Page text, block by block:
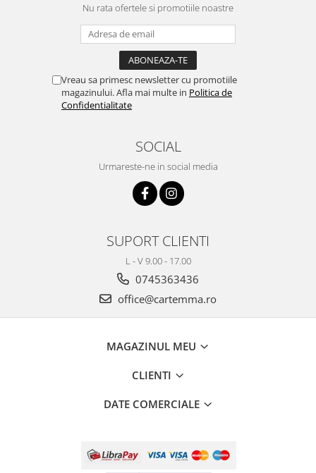
Nu rata ofertele si promotiile noastre
Vreau sa primesc newsletter cu promotiile
magazinului. Afla mai multe in Politica de
Confidentialitate
SOCIAL
Urmareste-ne in social media
SUPORT CLIENTI
L - V 9.00 - 17.00
0745363436
office@cartemma.ro
MAGAZINUL MEU
CLIENTI
DATE COMERCIALE